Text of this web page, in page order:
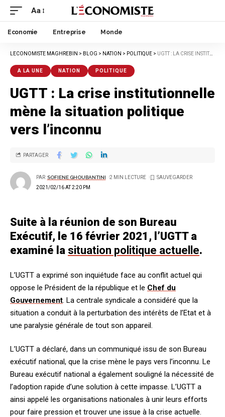
Aa
Economie Entreprise Monde
LECONOMISTE MAGHREBIN > BLOG > NATION > POLITIQUE > UGTT : LA CRISE INSTITUTIONNELLE MÈNE LA SITUATION POLITIQUE VERS L’INCONNU
A LA UNE NATION POLITIQUE
UGTT : La crise institutionnelle
mène la situation politique
vers l’inconnu
2021/02/16 AT 2:20 PM
PAR SOFIENE GHOUBANTINI 2 MIN LECTURE
PARTAGER
Suite à la réunion de son Bureau
Exécutif, le 16 février 2021, l’UGTT a
examiné la situation politique actuelle.
L’UGTT a exprimé son inquiétude face au conflit actuel qui
oppose le Président de la république et le Chef du
Gouvernement . La centrale syndicale a considéré que la
situation a conduit à la perturbation des intérêts de l’Etat et à
une paralysie générale de tout son appareil.
L’UGTT a déclaré, dans un communiqué issu de son Bureau
exécutif national, que la crise mène le pays vers l’inconnu. Le
Bureau exécutif national a également souligné la nécessité de
l’adoption rapide d’une solution à cette impasse. L’UGTT a
ainsi appelé les organisations nationales à unir leurs efforts
pour faire pression et trouver une issue à la crise actuelle.